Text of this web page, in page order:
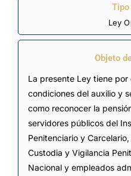
Tipo
Ley
Objeto
La presente Ley tiene por
condiciones del auxilio y
como reconocer la
servidores públicos del
Penitenciario y
Custodia y Vigilancia
Nacional y empleados